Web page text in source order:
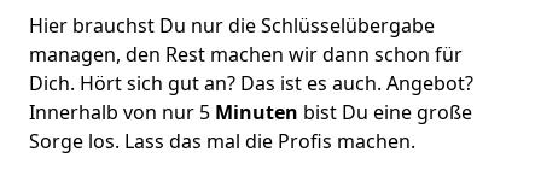
Hier brauchst Du nur die Schlüsselübergabe
managen, den Rest machen wir dann schon für
Dich. Hört sich gut an? Das ist es auch. Angebot?
Innerhalb von nur 5 Minuten bist Du eine große
Sorge los. Lass das mal die Profis machen.